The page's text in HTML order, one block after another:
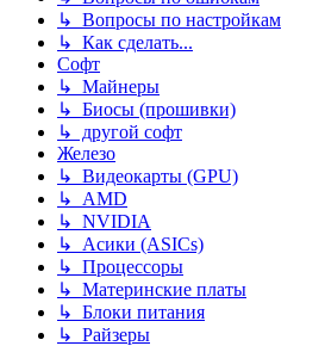
↳ Вопросы по настройкам
↳ Как сделать...
Софт
↳ Майнеры
↳ Биосы (прошивки)
↳ другой софт
Железо
↳ Видеокарты (GPU)
↳ AMD
↳ NVIDIA
↳ Асики (ASICs)
↳ Процессоры
↳ Материнские платы
↳ Блоки питания
↳ Райзеры